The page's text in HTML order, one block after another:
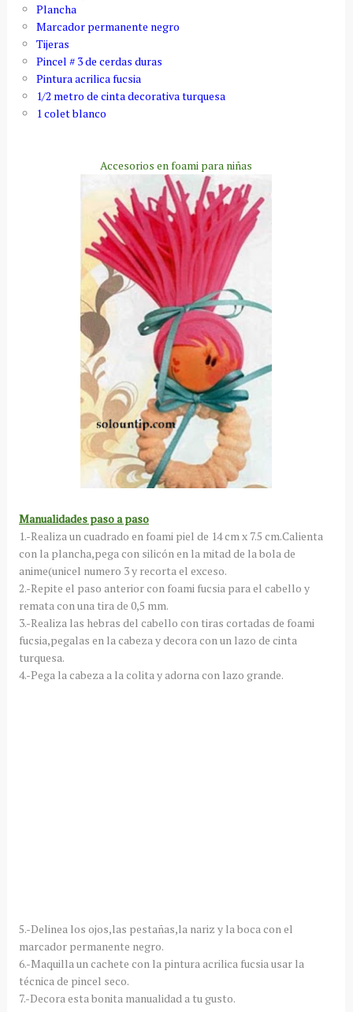
Plancha
Marcador permanente negro
Tijeras
Pincel # 3 de cerdas duras
Pintura acrilica fucsia
1/2 metro de cinta decorativa turquesa
1 colet blanco
Accesorios en foami para niñas
Manualidades paso a paso
1.-Realiza un cuadrado en foami piel de 14 cm x 7.5 cm.Calienta
con la plancha,pega con silicón en la mitad de la bola de
anime(unicel numero 3 y recorta el exceso.
2.-Repite el paso anterior con foami fucsia para el cabello y
remata con una tira de 0,5 mm.
3.-Realiza las hebras del cabello con tiras cortadas de foami
fucsia,pegalas en la cabeza y decora con un lazo de cinta
turquesa.
4.-Pega la cabeza a la colita y adorna con lazo grande.
5.-Delinea los ojos,las pestañas,la nariz y la boca con el
marcador permanente negro.
6.-Maquilla un cachete con la pintura acrilica fucsia usar la
técnica de pincel seco.
7.-Decora esta bonita manualidad a tu gusto.